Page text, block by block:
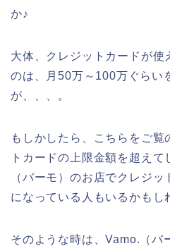
か♪
大体、クレジットカードが使
のは、月50万～100万ぐらい
が、、、。
もしかしたら、こちらをご覧
トカードの上限金額を超え
（バーモ）のお店でクレジ
になっている人もいるかもし
そのような時は、Vamo.（バ